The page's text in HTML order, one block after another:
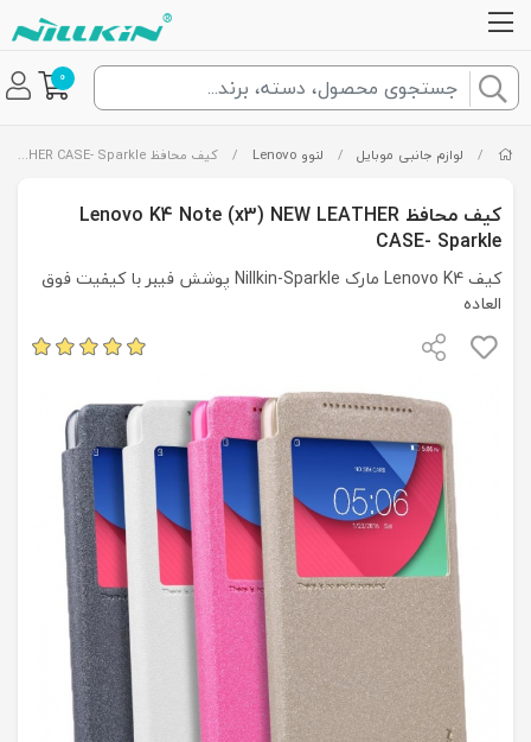
0
/ لوازم جانبی موبایل / لنوو Lenovo / کیف محافظ Lenovo K4 Note (x3) NEW LEATHER CASE- Sparkle
کیف محافظ Lenovo K4 Note (x3) NEW LEATHER
CASE- Sparkle
کیف Lenovo K4 مارک Nillkin-Sparkle پوشش فیبر با کیفیت فوق
العاده